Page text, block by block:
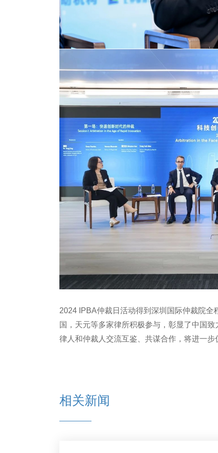
2024 IPBA仲裁日活动得到深圳国际仲裁院
国，天元等多家律所积极参与，彰显了中国
律人和仲裁人交流互鉴、共谋合作，将进一
相关新闻